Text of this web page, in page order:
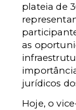
plateia de
as
jurídicos
Hoje, o